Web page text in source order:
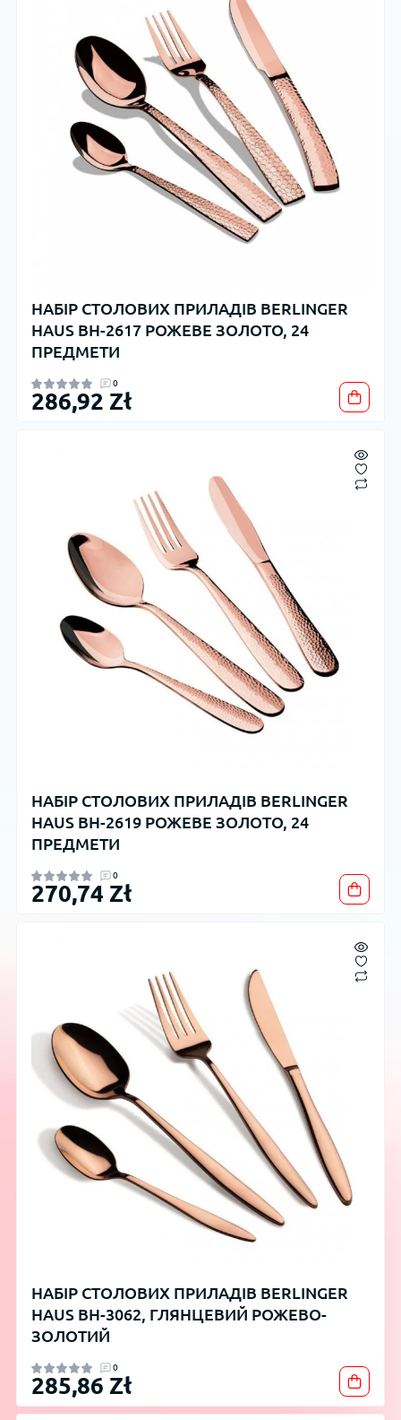
НАБІР СТОЛОВИХ ПРИЛАДІВ BERLINGER
HAUS BH-2617 РОЖЕВЕ ЗОЛОТО, 24
ПРЕДМЕТИ
0
286,92 Zł
НАБІР СТОЛОВИХ ПРИЛАДІВ BERLINGER
HAUS BH-2619 РОЖЕВЕ ЗОЛОТО, 24
ПРЕДМЕТИ
0
270,74 Zł
НАБІР СТОЛОВИХ ПРИЛАДІВ BERLINGER
HAUS BH-3062, ГЛЯНЦЕВИЙ РОЖЕВО-
ЗОЛОТИЙ
0
285,86 Zł